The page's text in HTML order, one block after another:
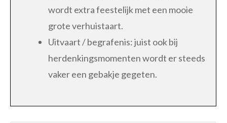
wordt extra feestelijk met een mooie
grote verhuistaart.
Uitvaart / begrafenis: juist ook bij
herdenkingsmomenten wordt er steeds
vaker een gebakje gegeten.